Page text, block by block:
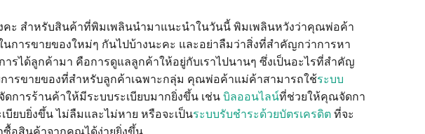
คะ สำหรับสินค้าที่พิมเพลินนำมาแนะนำในวันนี้ พิมเพลินหวังว่าคุณพ่อค้า
นการขายของใหม่ๆ กันไปบ้างนะคะ และอย่าลืมว่าสิ่งที่สำคัญกว่าการหา
รได้ลูกค้ามา คือการดูแลลูกค้าให้อยู่กับเราไปนานๆ ซึ่งเป็นอะไรที่สำคัญ
การขายของที่สำหรับลูกค้าเฉพาะกลุ่ม คุณพ่อค้าแม่ค้าสามารถใช้ระบบ
ดการร้านค้าให้มีระบบระเบียบมากยิ่งขึ้น เช่น บิลออนไลน์ที่ช่วยให้คุณจัดกา
เบียบยิ่งขึ้น ไม่ลืมและไม่หาย หรือจะเป็นระบบรับชำระด้วยบัตรเครดิต ที่จะ
ซื้อสินค้าจากคุณได้ง่ายยิ่งขึ้น